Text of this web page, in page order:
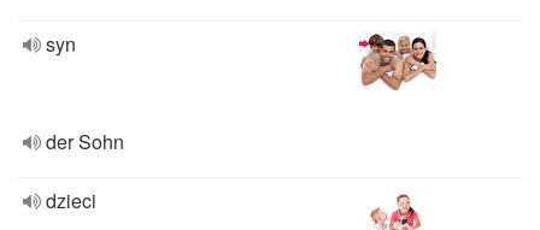
syn
der Sohn
dzieci